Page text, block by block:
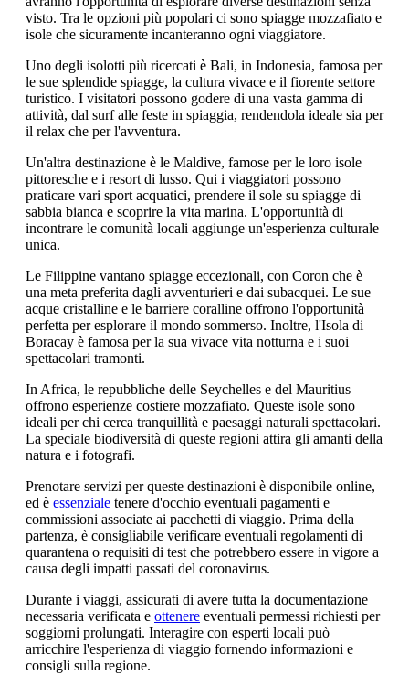
visto. Tra le opzioni più popolari ci sono spiagge mozzafiato e
isole che sicuramente incanteranno ogni viaggiatore.
Uno degli isolotti più ricercati è Bali, in Indonesia, famosa per
le sue splendide spiagge, la cultura vivace e il fiorente settore
turistico. I visitatori possono godere di una vasta gamma di
attività, dal surf alle feste in spiaggia, rendendola ideale sia per
il relax che per l'avventura.
Un'altra destinazione è le Maldive, famose per le loro isole
pittoresche e i resort di lusso. Qui i viaggiatori possono
praticare vari sport acquatici, prendere il sole su spiagge di
sabbia bianca e scoprire la vita marina. L'opportunità di
incontrare le comunità locali aggiunge un'esperienza culturale
unica.
Le Filippine vantano spiagge eccezionali, con Coron che è
una meta preferita dagli avventurieri e dai subacquei. Le sue
acque cristalline e le barriere coralline offrono l'opportunità
perfetta per esplorare il mondo sommerso. Inoltre, l'Isola di
Boracay è famosa per la sua vivace vita notturna e i suoi
spettacolari tramonti.
In Africa, le repubbliche delle Seychelles e del Mauritius
offrono esperienze costiere mozzafiato. Queste isole sono
ideali per chi cerca tranquillità e paesaggi naturali spettacolari.
La speciale biodiversità di queste regioni attira gli amanti della
natura e i fotografi.
Prenotare servizi per queste destinazioni è disponibile online,
ed è essenziale tenere d'occhio eventuali pagamenti e
commissioni associate ai pacchetti di viaggio. Prima della
partenza, è consigliabile verificare eventuali regolamenti di
quarantena o requisiti di test che potrebbero essere in vigore a
causa degli impatti passati del coronavirus.
Durante i viaggi, assicurati di avere tutta la documentazione
necessaria verificata e ottenere eventuali permessi richiesti per
soggiorni prolungati. Interagire con esperti locali può
arricchire l'esperienza di viaggio fornendo informazioni e
consigli sulla regione.